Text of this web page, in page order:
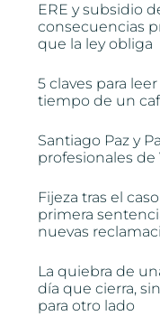
ERE y subsidio
consecuencias
que la ley obliga
5 claves para
tiempo de un
Santiago Paz y
profesionales de
Fijeza tras el
primera
nuevas
La quiebra de
día que cierra,
para otro lado